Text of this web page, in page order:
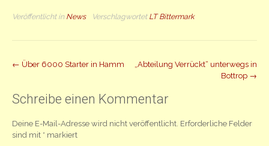
Veröffentlicht in News Verschlagwortet LT Bittermark
Beitrag
← Über 6000 Starter in Hamm
„Abteilung Verrückt“ unterwegs in
Bottrop →
Schreibe einen Kommentar
Deine E-Mail-Adresse wird nicht veröffentlicht. Erforderliche Felder
sind mit * markiert